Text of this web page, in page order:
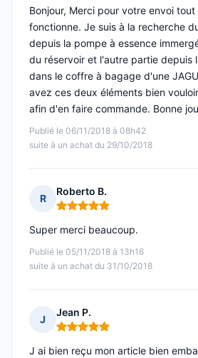
Publié le 06/11/2018 à 08h42
suite à un achat du 29/10/2018
Bonjour, Merci pour votre envoi
fonctionne. Je suis à la recherche
depuis la pompe à essence
du réservoir et l'autre partie depuis
dans le coffre à bagage d'une
avez ces deux éléments bien
afin d'en faire commande. Bonne
R
Roberto B.
Note : 5 sur 5
Publié le 05/11/2018 à 13h16
suite à un achat du 31/10/2018
Super merci beaucoup.
J
Jean P.
Note : 5 sur 5
J ai bien reçu mon article bien